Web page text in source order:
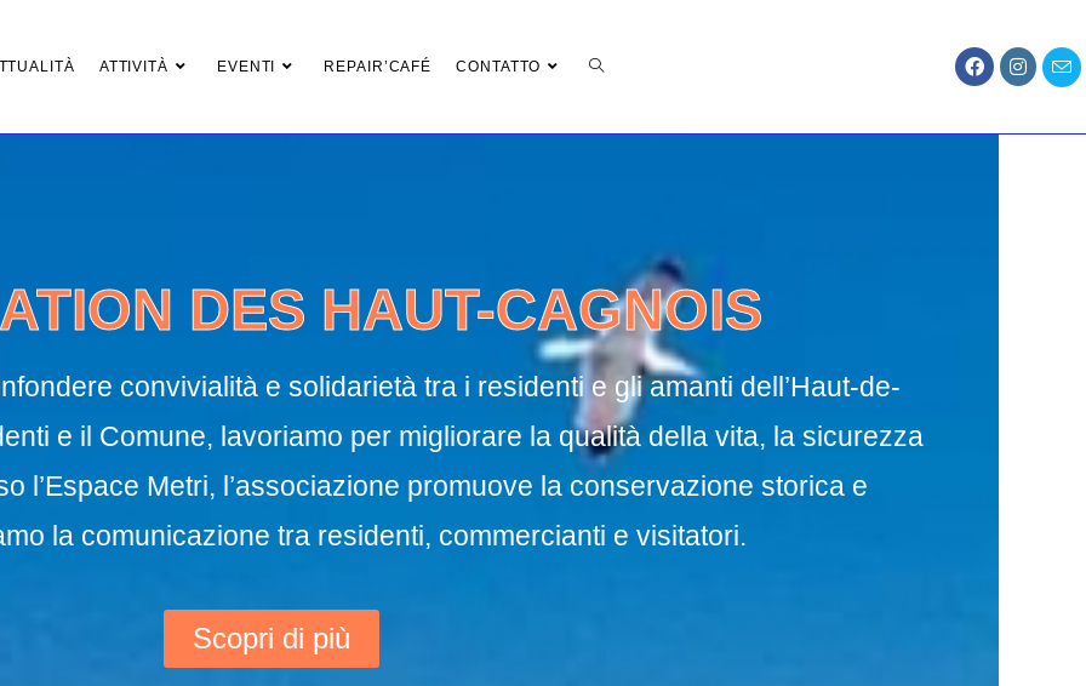
ATTIVITÀ EVENTI REPAIR’CAFÉ CONTATTO
DES HAUT-CAGNOIS
convivialità e solidarietà tra i residenti e gli amanti dell’Haut-de-
e il Comune, lavoriamo per migliorare la qualità della vita, la sicurezza
l’Espace Metri, l’associazione promuove la conservazione storica e
la comunicazione tra residenti, commercianti e visitatori.
Scopri di più